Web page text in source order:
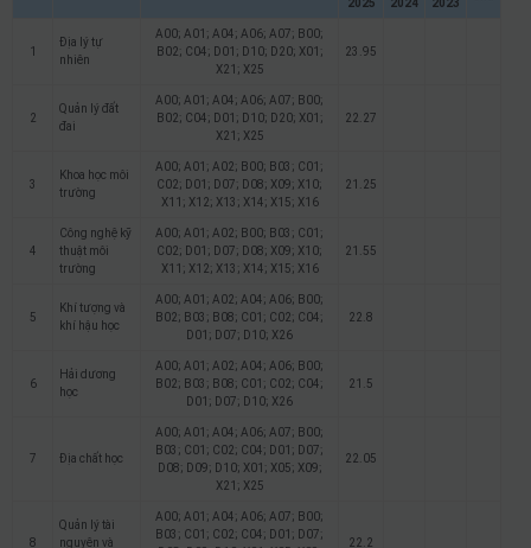
2025 2024 2023
1
Địa lý tự
nhiên
A00; A01; A04; A06; A07; B00;
B02; C04; D01; D10; D20; X01;
X21; X25
23.95
2
Quản lý đất
đai
A00; A01; A04; A06; A07; B00;
B02; C04; D01; D10; D20; X01;
X21; X25
22.27
3
Khoa học môi
trường
A00; A01; A02; B00; B03; C01;
C02; D01; D07; D08; X09; X10;
X11; X12; X13; X14; X15; X16
21.25
4
Công nghệ kỹ
thuật môi
trường
A00; A01; A02; B00; B03; C01;
C02; D01; D07; D08; X09; X10;
X11; X12; X13; X14; X15; X16
21.55
5
Khí tượng và
khí hậu học
A00; A01; A02; A04; A06; B00;
B02; B03; B08; C01; C02; C04;
D01; D07; D10; X26
22.8
6
Hải dương
học
A00; A01; A02; A04; A06; B00;
B02; B03; B08; C01; C02; C04;
D01; D07; D10; X26
21.5
7 Địa chất học
A00; A01; A04; A06; A07; B00;
B03; C01; C02; C04; D01; D07;
D08; D09; D10; X01; X05; X09;
X21; X25
22.05
8
Quản lý tài
nguyên và
A00; A01; A04; A06; A07; B00;
B03; C01; C02; C04; D01; D07;
22.2